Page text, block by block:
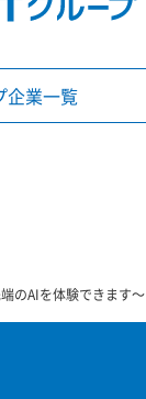
企業一覧
のAIを体験できます～